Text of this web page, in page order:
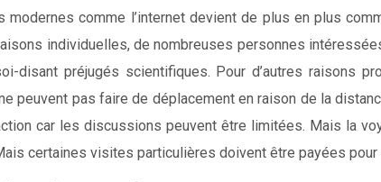
modernes comme l’internet devient de plus en plus
individuelles, de nombreuses personnes
disant préjugés scientifiques. Pour d’autres raisons
peuvent pas faire de déplacement en raison de la
car les discussions peuvent être limitées. Mais la
certaines visites particulières doivent être payées